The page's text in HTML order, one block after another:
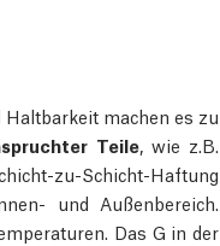
machen es zu
Teile, wie z.B.
zu-Schicht-Haftung
und Außenbereich.
Das G in der